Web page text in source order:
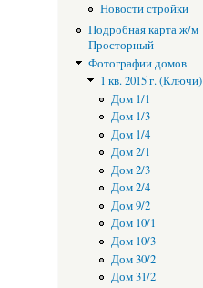
Новости стройки
Подробная карта ж/м
Просторный
Фотографии домов
1 кв. 2015 г. (Ключи)
Дом 1/1
Дом 1/3
Дом 1/4
Дом 2/1
Дом 2/3
Дом 2/4
Дом 9/2
Дом 10/1
Дом 10/3
Дом 30/2
Дом 31/2